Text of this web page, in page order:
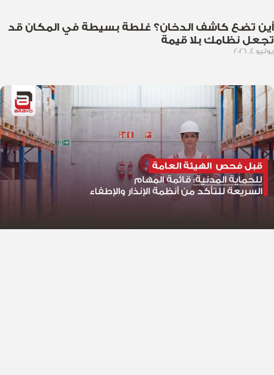
أين تضع كاشف الدخان؟ غلطة بسيطة في المكان قد
تجعل نظامك بلا قيمة
يوليو 4, 2026